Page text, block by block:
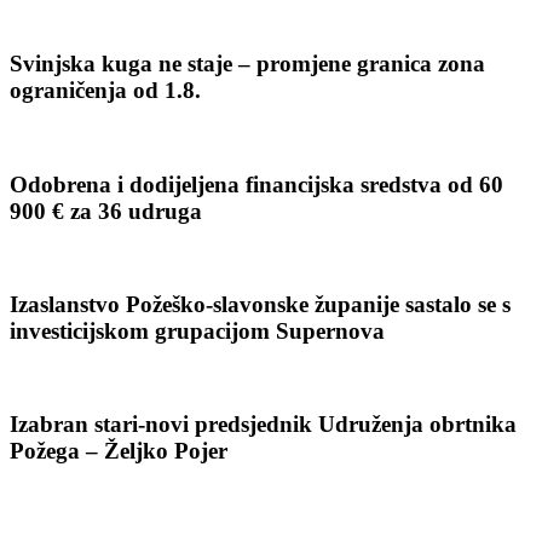
Svinjska kuga ne staje – promjene granica zona
ograničenja od 1.8.
Odobrena i dodijeljena financijska sredstva od 60
900 € za 36 udruga
Izaslanstvo Požeško-slavonske županije sastalo se s
investicijskom grupacijom Supernova
Izabran stari-novi predsjednik Udruženja obrtnika
Požega – Željko Pojer